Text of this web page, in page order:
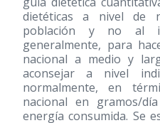
dietéticas a nivel de
población y no al
generalmente, para
nacional a medio y
aconsejar a nivel
normalmente, en
nacional en gramos/
energía consumida. Se